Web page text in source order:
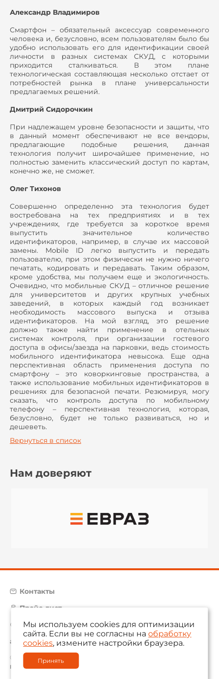
Александр Владимиров
Смартфон – обязательный аксессуар современного
человека и, безусловно, всем пользователям было бы
удобно использовать его для идентификации своей
личности в разных системах СКУД, с которыми
приходится сталкиваться. В этом плане
технологическая составляющая несколько отстает от
потребностей рынка в плане универсальности
предлагаемых решений.
Дмитрий Сидорочкин
При надлежащем уровне безопасности и защиты, что
в данный момент обеспечивают не все вендоры,
предлагающие подобные решения, данная
технология получит широчайшее применение, но
полностью заменить классический доступ по картам,
конечно же, не сможет.
Олег Тихонов
Совершенно определенно эта технология будет
востребована на тех предприятиях и в тех
учреждениях, где требуется за короткое время
выпустить значительное количество
идентификаторов, например, в случае их массовой
замены. Mobile ID легко выпустить и передать
пользователю, при этом физически не нужно ничего
печатать, кодировать и передавать. Таким образом,
кроме удобства, мы получаем еще и экологичность.
Очевидно, что мобильные СКУД – отличное решение
для университетов и других крупных учебных
заведений, в которых каждый год возникает
необходимость массового выпуска и отзыва
идентификаторов. На мой взгляд, это решение
должно также найти применение в отельных
системах контроля, при организации гостевого
доступа в офисы/заезда на парковки, ведь стоимость
мобильного идентификатора невысока. Еще одна
перспективная область применения доступа по
смартфону – это коворкинговые пространства, а
также использование мобильных идентификаторов в
решениях для безопасной печати. Резюмируя, могу
сказать, что контроль доступа по мобильному
телефону – перспективная технология, которая,
безусловно, будет не только развиваться, но и
дешеветь.
Вернуться в список
Нам доверяют
Контакты
Прайс-лист
Карта сайта
aam@aamsystems.ru
© 2004 — 2026 «AAM Systems»
Политика обработки персональных данных
Мы используем cookies для оптимизации
сайта. Если вы не согласны наобработку
cookies, измените настройки браузера.
Принять